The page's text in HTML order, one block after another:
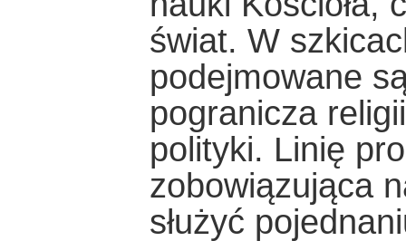
świat. W
podejmowane
pogranicza
polityki. Linię
zobowiązująca
służyć